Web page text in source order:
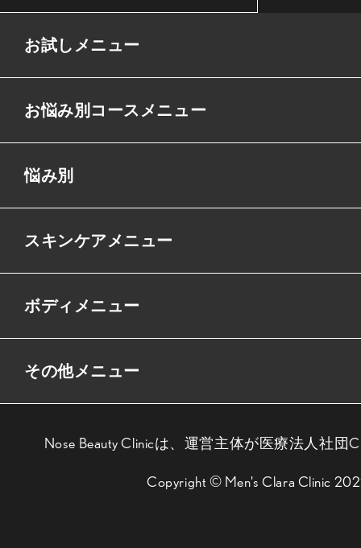
お試しメニュー
お悩み別コースメニュー
悩み別
スキンケアメニュー
ボディメニュー
その他メニュー
Nose Beauty Clinicは、運営主体が医療法人社団
Copyright © Men's Clara Clinic